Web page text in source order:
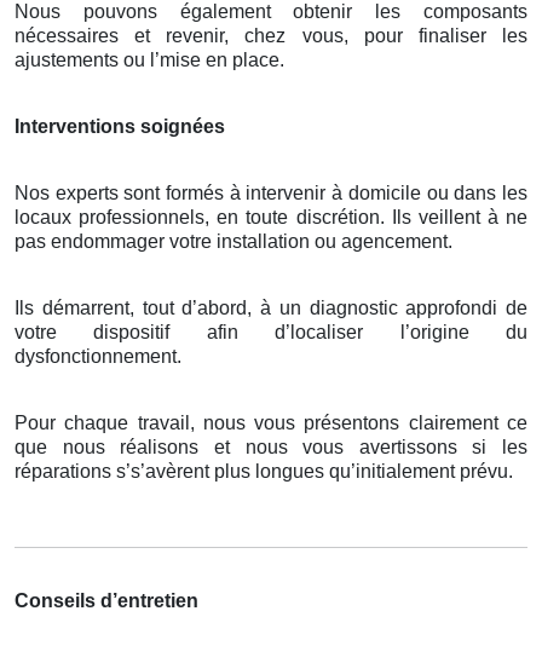
Nous pouvons également obtenir les composants
nécessaires et revenir, chez vous, pour finaliser les
ajustements ou l’mise en place.
Interventions soignées
Nos experts sont formés à intervenir à domicile ou dans les
locaux professionnels, en toute discrétion. Ils veillent à ne
pas endommager votre installation ou agencement.
Ils démarrent, tout d’abord, à un diagnostic approfondi de
votre dispositif afin d’localiser l’origine du
dysfonctionnement.
Pour chaque travail, nous vous présentons clairement ce
que nous réalisons et nous vous avertissons si les
réparations s’s’avèrent plus longues qu’initialement prévu.
Conseils d’entretien